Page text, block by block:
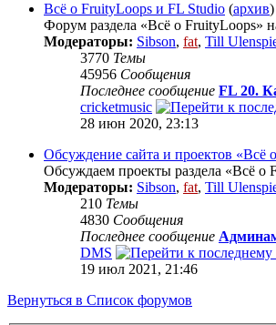
Всё о FruityLoops и FL Studio (архив)
Форум раздела «Всё о FruityLoops»
Модераторы: Sibson, fat, Till
3770 Темы
45956 Сообщения
Последнее сообщение FL 20.
cricketmusic
28 июн 2020, 23:13
Обсуждение сайта и проектов «Всё
Обсуждаем проекты раздела «Всё
Модераторы: Sibson, fat, Till
210 Темы
4830 Сообщения
Последнее сообщение
DMS
19 июл 2021, 21:46
Вернуться в Список форумов